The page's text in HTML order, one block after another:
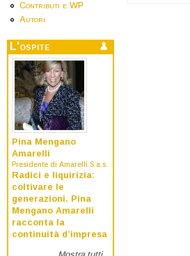
Contributi e WP
Autori
L'ospite
Pina Mengano
Amarelli
Presidente di Amarelli S.a.s.
Radici e liquirizia:
coltivare le
generazioni. Pina
Mengano Amarelli
racconta la
continuità d’impresa